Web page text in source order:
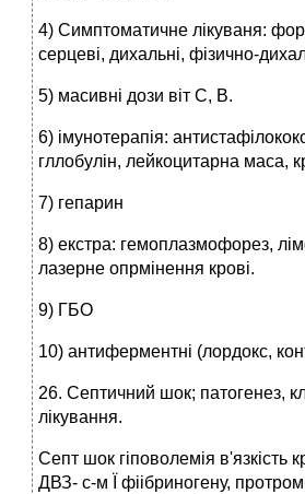
4) Симптоматичне лікуваня:
серцеві, дихальні, фізично-
5) масивні дози віт С, В.
6) імунотерапія:
гллобулін, лейкоцитарна маса,
7) гепарин
8) екстра: гемоплазмофорез,
лазерне опрмінення крові.
9) ГБО
10) антиферментні (лордокс,
26. Септичний шок; патогенез,
лікування.
Септ шок гіповолемія в'язкість
ДВЗ- с-м Ї фіібриногену,